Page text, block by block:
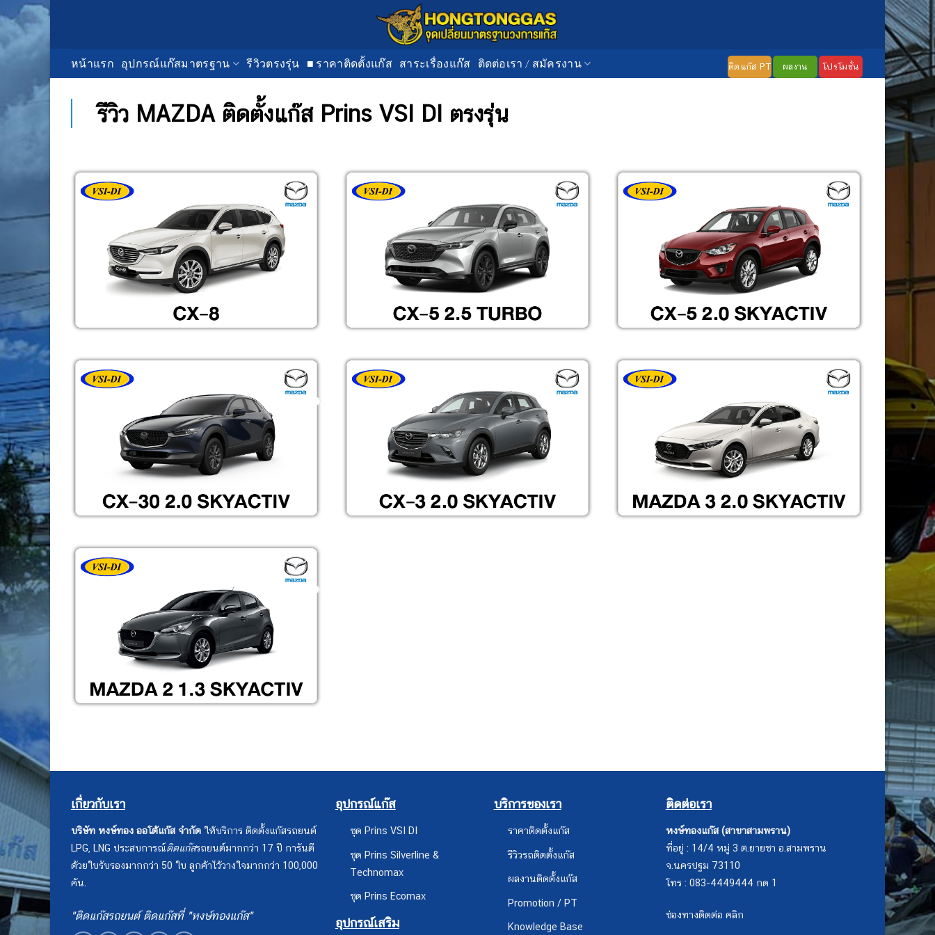
หน้าแรก
อุปกรณ์แก๊สมาตรฐาน รีวิวตรงรุ่น ■ ราคาติดตั้งแก๊ส สาระเรื่องแก๊ส ติดต่อเรา / สมัครงาน ติดแก๊ส PT ผลงาน โปรโมชั่น
รีวิว MAZDA ติดตั้งแก๊ส Prins VSI DI ตรงรุ่น
เกี่ยวกับเรา
บริษัท หงษ์ทอง ออโต้แก๊ส จำกัด ให้บริการ ติดตั้งแก๊สรถยนต์
LPG, LNG ประสบการณ์ติดแก๊สรถยนต์มากกว่า 17 ปี การันตี
ด้วยใบรับรองมากกว่า 50 ใบ ลูกค้าไว้วางใจมากกว่า 100,000
คัน.
"ติดแก๊สรถยนต์ ติดแก๊สที่ "หงษ์ทองแก๊ส"
อุปกรณ์แก๊ส
ชุด Prins VSI DI
ชุด Prins Silverline &
Technomax
ชุด Prins Ecomax
อุปกรณ์เสริม
บริการของเรา
ราคาติดตั้งแก๊ส
รีวิวรถติดตั้งแก๊ส
ผลงานติดตั้งแก๊ส
Promotion / PT
Knowledge Base
ติดต่อเรา
หงษ์ทองแก๊ส (สาขาสามพราน)
ที่อยู่ : 14/4 หมู่ 3 ต.ยายชา อ.สามพราน
จ.นครปฐม 73110
โทร : 083-4449444 กด 1
ช่องทางติดต่อ คลิก